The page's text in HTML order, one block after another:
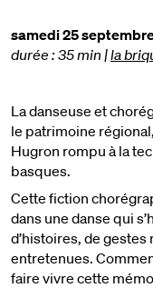
samedi 25 septembre
durée : 35 min |la
La danseuse et
le patrimoine
Hugron rompu à la
basques.
Cette fiction
dans une danse qui
d’histoires, de
entretenues.
faire vivre cette